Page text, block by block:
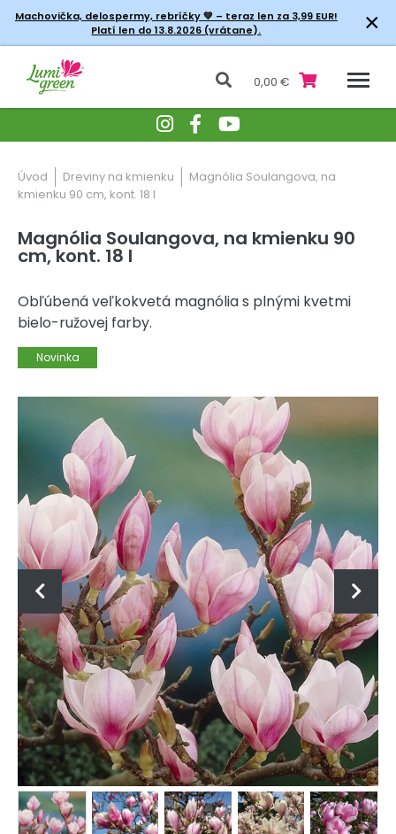
Machovička, delospermy, rebríčky💚 – teraz len za 3,99 EUR!
Platí len do 13.8.2026 (vrátane).
×
0,00 €
Úvod Dreviny na kmienku
Magnólia Soulangova, na
kmienku 90 cm, kont. 18 l
Magnólia Soulangova, na kmienku 90
cm, kont. 18 l
Obľúbená veľkokvetá magnólia s plnými kvetmi
bielo-ružovej farby.
Novinka